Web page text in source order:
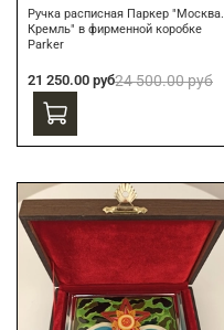
Ручка расписная Паркер "Москва.
Кремль" в фирменной коробке
Parker
21 250.00 руб24 500.00 руб